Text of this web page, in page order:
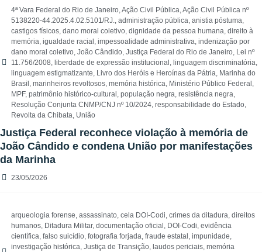
4ª Vara Federal do Rio de Janeiro,Ação Civil Pública,Ação Civil Pública nº
5138220-44.2025.4.02.5101/RJ., administração pública, anistia póstuma,
castigos físicos, dano moral coletivo, dignidade da pessoa humana, direito à
memória, igualdade racial , impessoalidade administrativa, indenização por
dano moral coletivo, João Cândido, Justiça Federal do Rio de Janeiro, Lei nº
11.756/2008, liberdade de expressão institucional , linguagem discriminatória,
linguagem estigmatizante, Livro dos Heróis e Heroínas da Pátria, Marinha do
Brasil , marinheiros revoltosos, memória histórica, Ministério Público Federal ,
MPF, patrimônio histórico-cultural , população negra, resistência negra,
Resolução Conjunta CNMP/CNJ nº 10/2024, responsabilidade do Estado,
Revolta da Chibata, União
Justiça Federal reconhece violação à memória de
João Cândido e condena União por manifestações
da Marinha
23/05/2026
arqueologia forense, assassinato, cela DOI-Codi, crimes da ditadura, direitos
humanos, Ditadura Militar, documentação oficial , DOI-Codi, evidência
científica, falso suicídio, fotografia forjada, fraude estatal , impunidade,
investigação histórica, Justiça de Transição, laudos periciais, memória